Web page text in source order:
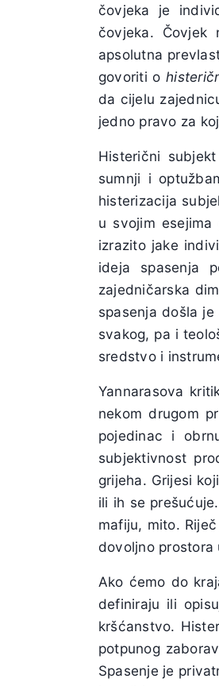
čovjeka je
čovjeka.
apsolutna
govoriti o
da cijelu
jedno pravo za
Histerični
sumnji i
histerizacija
u svojim
izrazito jake
ideja spasenja
zajedničarska
spasenja došla
svakog, pa i
sredstvo i
Yannarasova
nekom drugom
pojedinac i
subjektivnost
grijeha. Grijesi
ili ih se
mafiju, mito.
dovoljno prostora
Ako ćemo do
definiraju ili
kršćanstvo.
potpunog
Spasenje je